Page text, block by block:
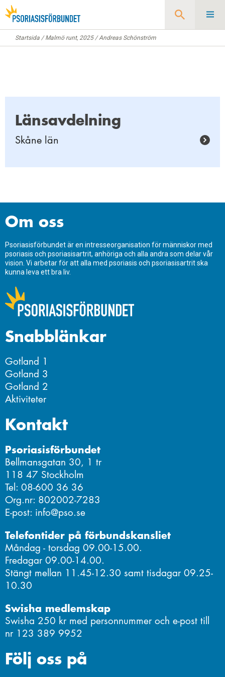
Sök
Startsida /Malmö runt, 2025/Andreas Schönström
Länsavdelning
Skåne län
Om oss
Psoriasisförbundet är en intresseorganisation för människor med
psoriasis och psoriasisartrit, anhöriga och alla andra som delar vår
vision. Vi arbetar för att alla med psoriasis och psoriasisartrit ska
kunna leva ett bra liv.
Kontakt
Psoriasisförbundet
Bellmansgatan 30, 1 tr
118 47 Stockholm
Tel: 08-600 36 36
Org.nr: 802002-7283
E-post: info@pso.se
Telefontider på förbundskansliet
Måndag - torsdag 09.00-15.00.
Fredagar 09.00-14.00.
Stängt mellan 11.45-12.30 samt tisdagar 09.25-
10.30
Swisha medlemskap
Swisha 250 kr med personnummer och e-post till
nr 123 389 9952
Snabblänkar
Gotland 1
Gotland 3
Gotland 2
Aktiviteter
Följ oss på